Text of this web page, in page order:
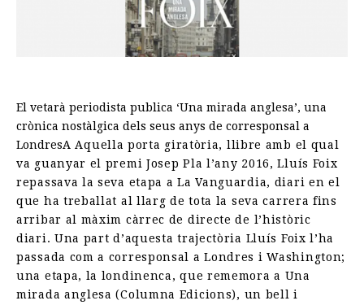
El vetarà periodista publica ‘Una mirada anglesa’, una
crònica nostàlgica dels seus anys de corresponsal a
LondresA Aquella porta giratòria, llibre amb el qual
va guanyar el premi Josep Pla l’any 2016, Lluís Foix
repassava la seva etapa a La Vanguardia, diari en el
que ha treballat al llarg de tota la seva carrera fins
arribar al màxim càrrec de directe de l’històric
diari. Una part d’aquesta trajectòria Lluís Foix l’ha
passada com a corresponsal a Londres i Washington;
una etapa, la londinenca, que rememora a Una
mirada anglesa (Columna Edicions), un bell i